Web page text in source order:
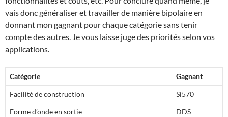
vais donc généraliser et travailler de manière bipolaire en
donnant mon gagnant pour chaque catégorie sans tenir
compte des autres. Je vous laisse juge des priorités selon vos
applications.
Catégorie Gagnant
Facilité de construction Si570
Forme d’onde en sortie DDS